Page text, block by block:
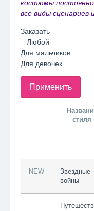
костюмы
все виды сценариев
Заказать
– Любой –
Для мальчиков
Для девочек
стиля
NEW
Звездные
войны